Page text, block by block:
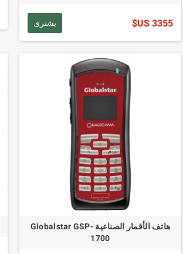
3355 US$ يشترى
هاتف الأقمار الصناعية Globalstar GSP-
1700